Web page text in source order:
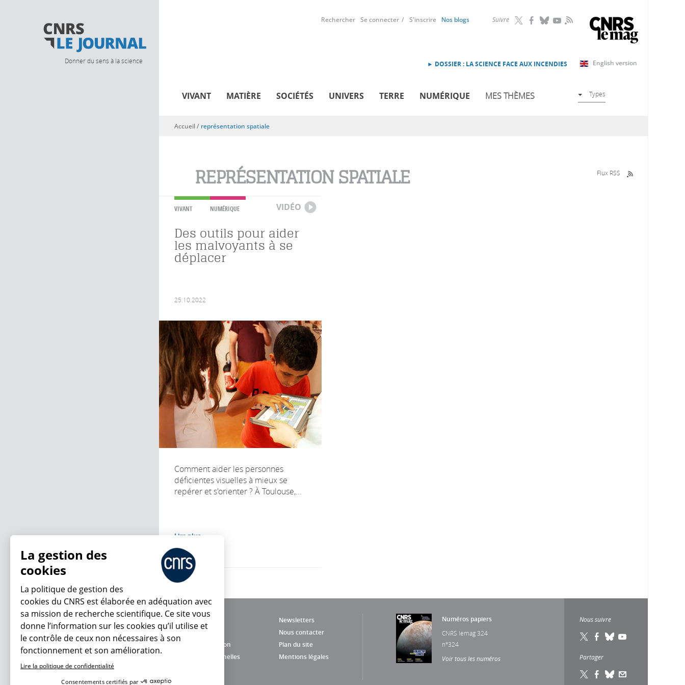
Donner du sens à la science
Suivre RSS
Rechercher Se connecter S'inscrire Nos blogs
English version
► DOSSIER : LA SCIENCE FACE AUX INCENDIES
VIVANT MATIÈRE SOCIÉTÉS UNIVERS TERRE NUMÉRIQUE MES THÈMES Types
Vous êtes ici
Accueil/ représentation spatiale
REPRÉSENTATION SPATIALE Flux RSS
VIVANT NUMÉRIQUE VIDÉO
Des outils pour aider
les malvoyants à se
déplacer
25.10.2022
Comment aider les personnes
déficientes visuelles à mieux se
repérer et s'orienter ? À Toulouse,...
Lire plus
Newsletters
Nous contacter
Charte d'utilisation
Plan du site
Données personnelles
Mentions légales
Numéros papiers
CNRS lemag 324
n°324
Voir tous les numéros
Nous suivre
Partager
En ce moment
La gestion des
cookies
La politique de gestion des
cookies du CNRS est élaborée en adéquation avec
sa mission de recherche scientifique. Ce site vous
donne l’information sur les cookies qu’il utilise et
le contrôle de ceux non nécessaires à son
fonctionnement et son amélioration.
Lire la politique de confidentialité
Consentements certifiés par